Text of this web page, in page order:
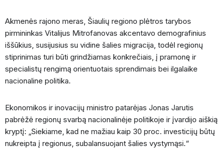
Akmenės rajono meras, Šiaulių regiono plėtros tarybos
pirmininkas Vitalijus Mitrofanovas akcentavo demografinius
iššūkius, susijusius su vidine šalies migracija, todėl regionų
stiprinimas turi būti grindžiamas konkrečiais, į pramonę ir
specialistų rengimą orientuotais sprendimais bei ilgalaike
nacionaline politika.
Ekonomikos ir inovacijų ministro patarėjas Jonas Jarutis
pabrėžė regionų svarbą nacionalinėje politikoje ir įvardijo aiškią
kryptį: „Siekiame, kad ne mažiau kaip 30 proc. investicijų būtų
nukreipta į regionus, subalansuojant šalies vystymąsi.“